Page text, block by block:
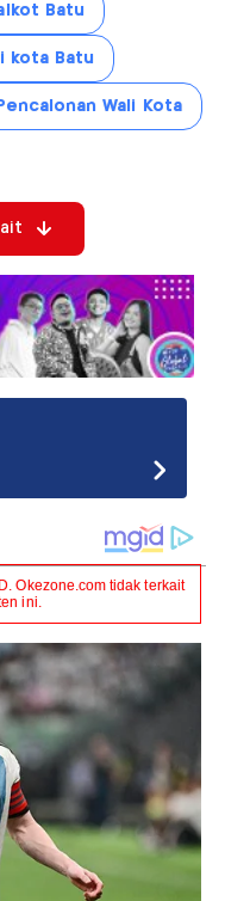
Batu
kota Batu
Wali Kota